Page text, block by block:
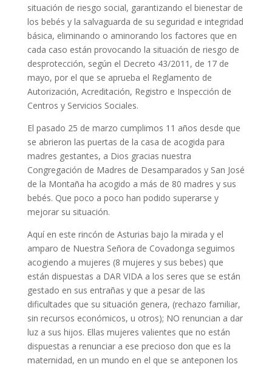
situación de riesgo social, garantizando el bienestar de
los bebés y la salvaguarda de su seguridad e integridad
básica, eliminando o aminorando los factores que en
cada caso están provocando la situación de riesgo de
desprotección, según el Decreto 43/2011, de 17 de
mayo, por el que se aprueba el Reglamento de
Autorización, Acreditación, Registro e Inspección de
Centros y Servicios Sociales.
El pasado 25 de marzo cumplimos 11 años desde que
se abrieron las puertas de la casa de acogida para
madres gestantes, a Dios gracias nuestra
Congregación de Madres de Desamparados y San José
de la Montaña ha acogido a más de 80 madres y sus
bebés. Que poco a poco han podido superarse y
mejorar su situación.
Aquí en este rincón de Asturias bajo la mirada y el
amparo de Nuestra Señora de Covadonga seguimos
acogiendo a mujeres (8 mujeres y sus bebes) que
están dispuestas a DAR VIDA a los seres que se están
gestado en sus entrañas y que a pesar de las
dificultades que su situación genera, (rechazo familiar,
sin recursos económicos, u otros); NO renuncian a dar
luz a sus hijos. Ellas mujeres valientes que no están
dispuestas a renunciar a ese precioso don que es la
maternidad, en un mundo en el que se anteponen los